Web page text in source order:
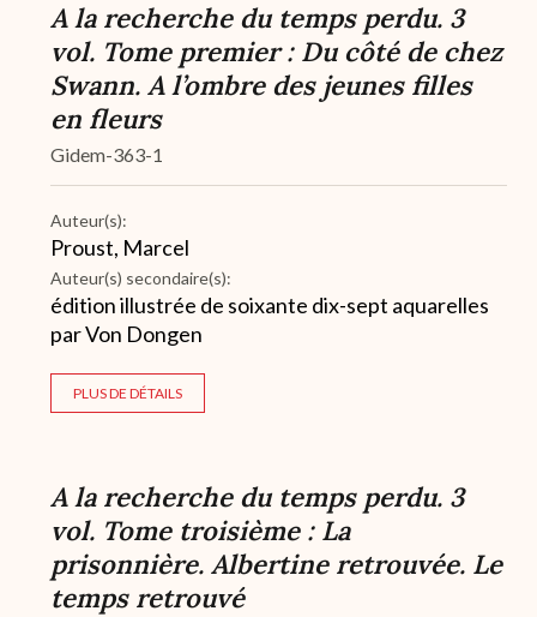
A la recherche du temps perdu. 3
vol. Tome premier : Du côté de chez
Swann. A l’ombre des jeunes filles
en fleurs
Gidem-363-1
Auteur(s):
Proust, Marcel
Auteur(s) secondaire(s):
édition illustrée de soixante dix-sept aquarelles
par Von Dongen
PLUS DE DÉTAILS
A la recherche du temps perdu. 3
vol. Tome troisième : La
prisonnière. Albertine retrouvée. Le
temps retrouvé